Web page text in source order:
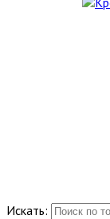
Искать: